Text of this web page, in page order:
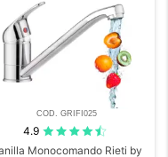
COD. GRIFI025
4.9
Monocomando Rieti by